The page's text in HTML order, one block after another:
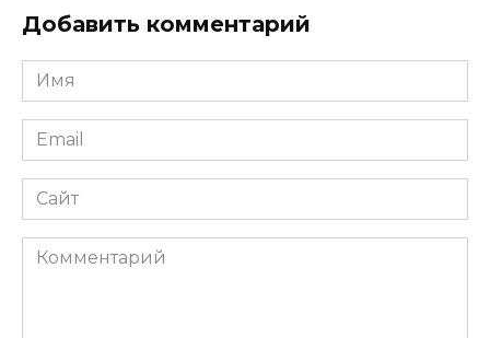
Добавить комментарий
Имя
Email
Сайт
Комментарий